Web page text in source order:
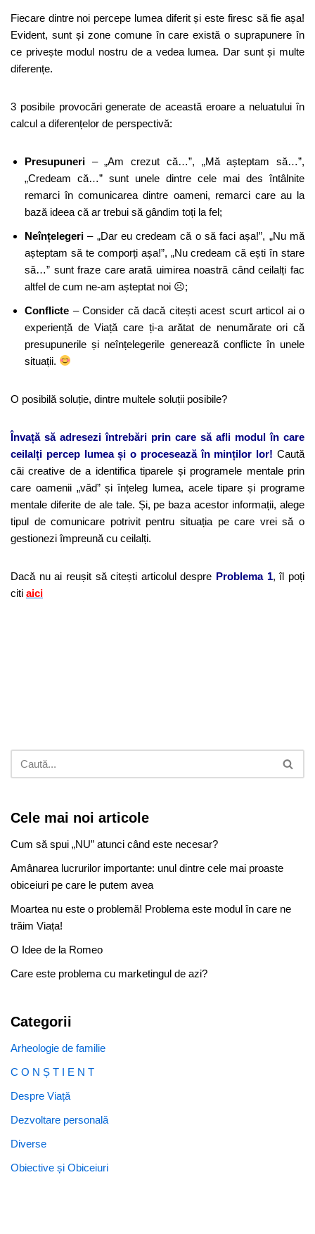
Fiecare dintre noi percepe lumea diferit și este firesc să fie așa!
Evident, sunt și zone comune în care există o suprapunere în
ce privește modul nostru de a vedea lumea. Dar sunt și multe
diferențe.
3 posibile provocări generate de această eroare a neluatului în
calcul a diferențelor de perspectivă:
Presupuneri – „Am crezut că…”, „Mă așteptam să…”,
„Credeam că…” sunt unele dintre cele mai des întâlnite
remarci în comunicarea dintre oameni, remarci care au la
bază ideea că ar trebui să gândim toți la fel;
Neînțelegeri – „Dar eu credeam că o să faci așa!”, „Nu mă
așteptam să te comporți așa!”, „Nu credeam că ești în stare
să…” sunt fraze care arată uimirea noastră când ceilalți fac
altfel de cum ne-am așteptat noi ☹;
Conflicte – Consider că dacă citești acest scurt articol ai o
experiență de Viață care ți-a arătat de nenumărate ori că
presupunerile și neînțelegerile generează conflicte în unele
situații.
O posibilă soluție, dintre multele soluții posibile?
Învață să adresezi întrebări prin care să afli modul în care
ceilalți percep lumea și o procesează în minților lor! Caută
căi creative de a identifica tiparele și programele mentale prin
care oamenii „văd” și înțeleg lumea, acele tipare și programe
mentale diferite de ale tale. Și, pe baza acestor informații, alege
tipul de comunicare potrivit pentru situația pe care vrei să o
gestionezi împreună cu ceilalți.
Dacă nu ai reușit să citești articolul despre Problema 1, îl poți
citi aici
Cele mai noi articole
Cum să spui „NU” atunci când este necesar?
Amânarea lucrurilor importante: unul dintre cele mai proaste
obiceiuri pe care le putem avea
Moartea nu este o problemă! Problema este modul în care ne
trăim Viața!
O Idee de la Romeo
Care este problema cu marketingul de azi?
Categorii
Arheologie de familie
C O N Ș T I E N T
Despre Viață
Dezvoltare personală
Diverse
Obiective și Obiceiuri